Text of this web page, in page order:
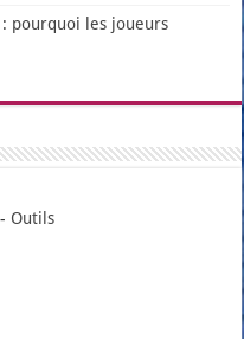
: pourquoi les joueurs
- Outils